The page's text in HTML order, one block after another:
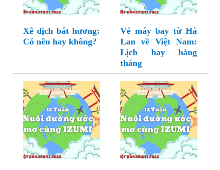
Xê dịch bát hương:
Có nên hay không?
Vé máy bay từ Hà
Lan về Việt Nam:
Lịch bay hàng
tháng